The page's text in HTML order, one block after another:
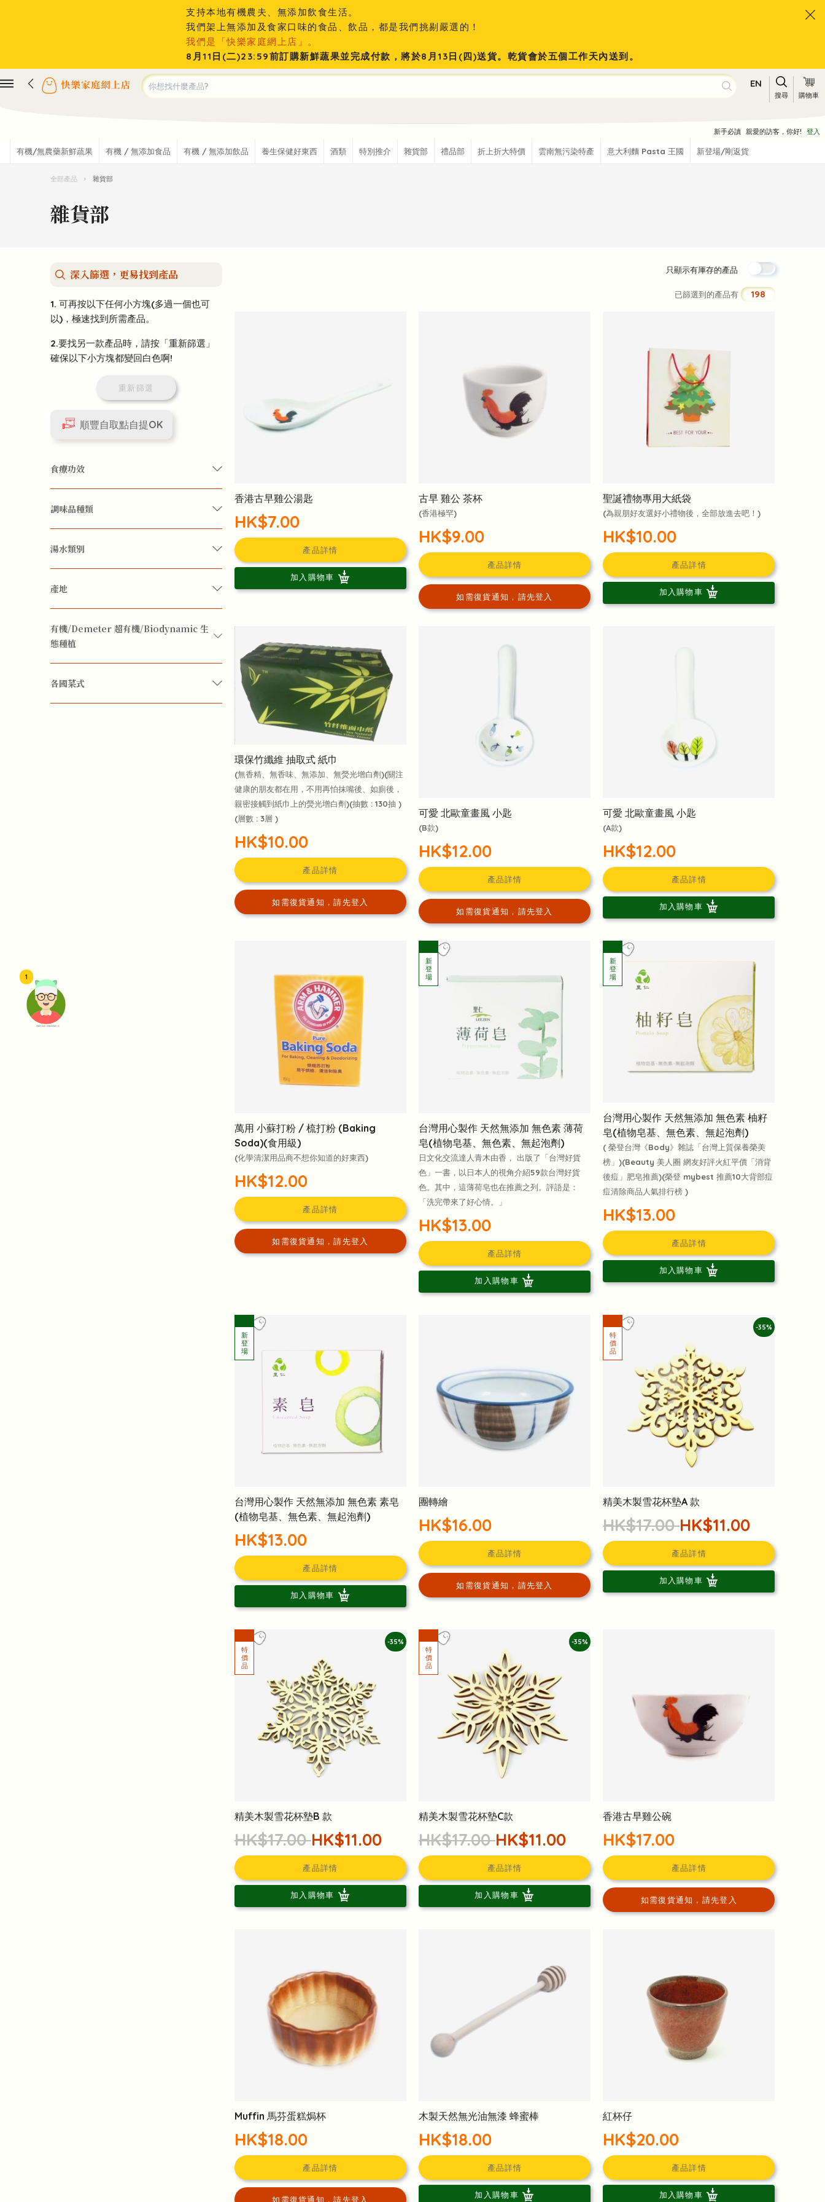
頭像生成器: 快樂家庭網上店
1
支持本地有機農夫、無添加飲食生活。
我們架上無添加及食家口味的食品、飲品，都是我們挑剔嚴選的！
我們是「快樂家庭網上店」。
8月11日(二)23:59前訂購新鮮蔬果並完成付款，將於8月13日(四)送貨。乾貨會於五個工作天內送到。
EN
搜尋 購物車
新手必讀 親愛的訪客，你好! 登入
有機/無農藥新鮮蔬果 有機 / 無添加食品 有機 / 無添加飲品 養生保健好東西 酒類 特別推介 雜貨部 禮品部 折上折大特價 雲南無污染特產 意大利麵 Pasta 王國 新登場/剛返貨
全部產品 › 雜貨部
雜貨部
深入篩選，更易找到產品
1. 可再按以下任何小方塊(多過一個也可
以)，極速找到所需產品。
2.要找另一款產品時，請按「重新篩選」
確保以下小方塊都變回白色啊!
重新篩選
順豐自取點自提OK
食療功效
四季保健
增強免疫力
慢性咳嗽
調味品種類
湯水類別
產地
有機/Demeter 超有機/Biodynamic 生
態種植
各國菜式
只顯示有厙存的產品
已篩選到的產品有 198
香港古早雞公湯匙
HK$7.00
產品詳情
加入購物車
古早 雞公 茶杯
(香港極罕)
HK$9.00
產品詳情
如需復貨通知，請先登入
聖誕禮物專用大紙袋
(為親朋好友選好小禮物後，全部放進去吧！)
HK$10.00
產品詳情
加入購物車
環保竹纖維 抽取式 紙巾
(無香精、無香味、無添加、無熒光增白劑)(關注
健康的朋友都在用，不用再怕抹嘴後、如廁後，
親密接觸到紙巾上的熒光增白劑)(抽數 : 130抽 )
(層數 : 3層 )
HK$10.00
產品詳情
如需復貨通知，請先登入
可愛 北歐童畫風 小匙
(B款)
HK$12.00
產品詳情
如需復貨通知，請先登入
可愛 北歐童畫風 小匙
(A款)
HK$12.00
產品詳情
加入購物車
萬用 小蘇打粉 / 梳打粉 (Baking
Soda)(食用級)
(化學清潔用品商不想你知道的好東西)
HK$12.00
產品詳情
如需復貨通知，請先登入
台灣用心製作 天然無添加 無色素 薄荷
皂(植物皂基、無色素、無起泡劑)
日文化交流達人青木由香， 出版了「台灣好貨
色」一書，以日本人的視角介紹59款台灣好貨
色。其中，這薄荷皂也在推薦之列。評語是：
「洗完帶來了好心情。」
HK$13.00
產品詳情
加入購物車
台灣用心製作 天然無添加 無色素 柚籽
皂(植物皂基、無色素、無起泡劑)
( 榮登台灣《Body》雜誌「台灣上質保養榮美
榜」)(Beauty 美人圈 網友好評火紅平價「消背
後痘」肥皂推薦)(榮登 mybest 推薦10大背部痘
痘清除商品人氣排行榜 )
HK$13.00
產品詳情
加入購物車
台灣用心製作 天然無添加 無色素 素皂
(植物皂基、無色素、無起泡劑)
HK$13.00
產品詳情
加入購物車
團轉繪
HK$16.00
產品詳情
如需復貨通知，請先登入
-35%
精美木製雪花杯墊A 款
HK$17.00HK$11.00
產品詳情
加入購物車
-35%
精美木製雪花杯墊B 款
HK$17.00HK$11.00
產品詳情
加入購物車
-35%
精美木製雪花杯墊C款
HK$17.00HK$11.00
產品詳情
加入購物車
香港古早雞公碗
HK$17.00
產品詳情
如需復貨通知，請先登入
Muffin 馬芬蛋糕焗杯
HK$18.00
產品詳情
如需復貨通知，請先登入
木製天然無光油無漆 蜂蜜棒
HK$18.00
產品詳情
加入購物車
紅杯仔
HK$20.00
產品詳情
加入購物車